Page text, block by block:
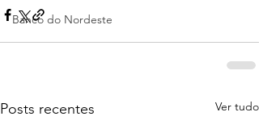
Banco do Nordeste
Posts recentes Ver tudo